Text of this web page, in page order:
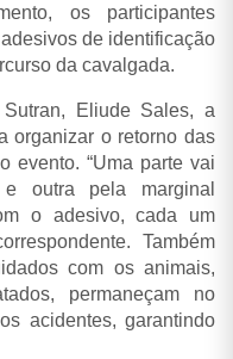
os participantes
de identificação
da cavalgada.
Eliude Sales, a
organizar o retorno das
evento. “Uma parte vai
outra pela marginal
o adesivo, cada um
Também
com os animais,
permaneçam no
acidentes, garantindo